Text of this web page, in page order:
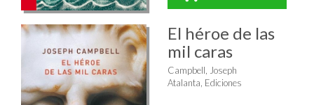
El héroe de las
mil caras
Campbell, Joseph
Atalanta, Ediciones